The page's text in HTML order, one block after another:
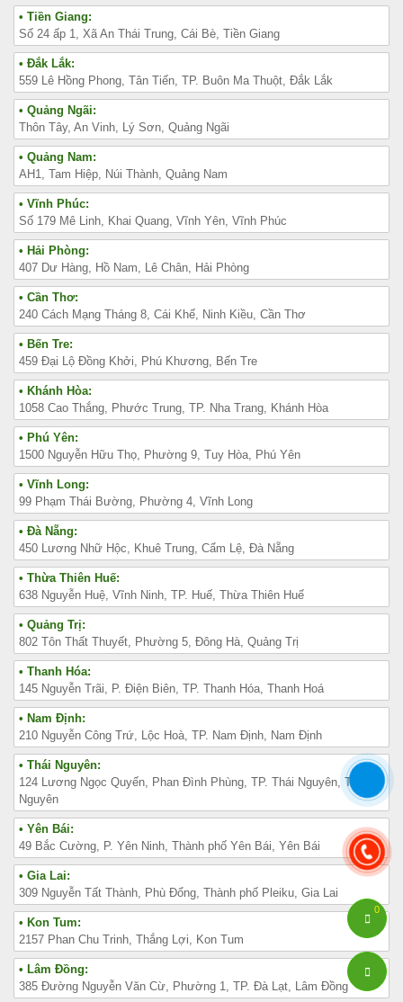
• Tiền Giang:
Số 24 ấp 1, Xã An Thái Trung, Cái Bè, Tiền Giang
• Đắk Lắk:
559 Lê Hồng Phong, Tân Tiến, TP. Buôn Ma Thuột, Đắk Lắk
• Quảng Ngãi:
Thôn Tây, An Vinh, Lý Sơn, Quảng Ngãi
• Quảng Nam:
AH1, Tam Hiệp, Núi Thành, Quảng Nam
• Vĩnh Phúc:
Số 179 Mê Linh, Khai Quang, Vĩnh Yên, Vĩnh Phúc
• Hải Phòng:
407 Dư Hàng, Hồ Nam, Lê Chân, Hải Phòng
• Cần Thơ:
240 Cách Mạng Tháng 8, Cái Khế, Ninh Kiều, Cần Thơ
• Bến Tre:
459 Đại Lộ Đồng Khởi, Phú Khương, Bến Tre
• Khánh Hòa:
1058 Cao Thắng, Phước Trung, TP. Nha Trang, Khánh Hòa
• Phú Yên:
1500 Nguyễn Hữu Thọ, Phường 9, Tuy Hòa, Phú Yên
• Vĩnh Long:
99 Phạm Thái Bường, Phường 4, Vĩnh Long
• Đà Nẵng:
450 Lương Nhữ Hộc, Khuê Trung, Cẩm Lệ, Đà Nẵng
• Thừa Thiên Huế:
638 Nguyễn Huệ, Vĩnh Ninh, TP. Huế, Thừa Thiên Huế
• Quảng Trị:
802 Tôn Thất Thuyết, Phường 5, Đông Hà, Quảng Trị
• Thanh Hóa:
145 Nguyễn Trãi, P. Điện Biên, TP. Thanh Hóa, Thanh Hoá
• Nam Định:
210 Nguyễn Công Trứ, Lộc Hoà, TP. Nam Định, Nam Định
• Thái Nguyên:
124 Lương Ngọc Quyến, Phan Đình Phùng, TP. Thái Nguyên, Thái
Nguyên
• Yên Bái:
49 Bắc Cường, P. Yên Ninh, Thành phố Yên Bái, Yên Bái
• Gia Lai:
309 Nguyễn Tất Thành, Phù Đổng, Thành phố Pleiku, Gia Lai
• Kon Tum:
2157 Phan Chu Trinh, Thắng Lợi, Kon Tum
• Lâm Đồng:
385 Đường Nguyễn Văn Cừ, Phường 1, TP. Đà Lạt, Lâm Đồng
0